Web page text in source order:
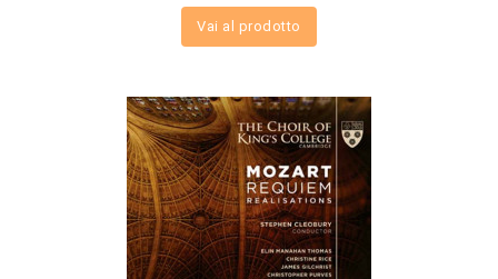
Vai al prodotto